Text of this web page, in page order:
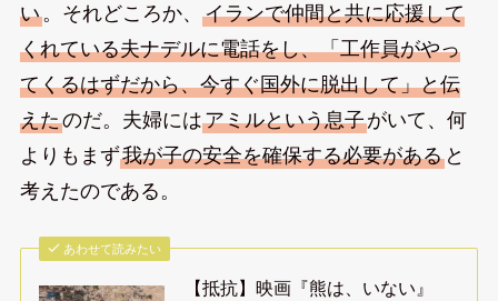
い。それどころか、 イランで仲間と共に応援して
くれている夫ナデルに電話をし、「工作員がやっ
てくるはずだから、今すぐ国外に脱出して」と伝
えたのだ。夫婦にはアミルという息子がいて、何
よりもまず我が子の安全を確保する必要があると
考えたのである。
あわせて読みたい
【抵抗】映画『熊は、いない』